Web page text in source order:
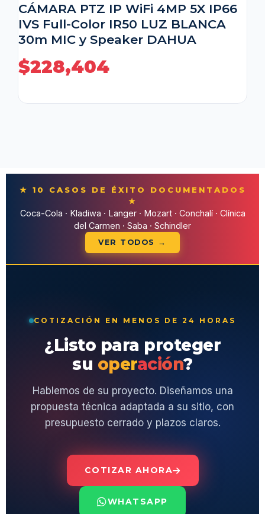
CÁMARA PTZ IP WiFi 4MP 5X IP66
IVS Full-Color IR50 LUZ BLANCA
30m MIC y Speaker DAHUA
$228,404
★ 10 CASOS DE ÉXITO DOCUMENTADOS
★
Coca-Cola · Kladiwa · Langer · Mozart · Conchalí · Clínica
del Carmen · Saba · Schindler
VER TODOS →
COTIZACIÓN EN MENOS DE 24 HORAS
¿Listo para proteger
su operación?
Hablemos de su proyecto. Diseñamos una
propuesta técnica adaptada a su sitio, con
presupuesto cerrado y plazos claros.
COTIZAR AHORA
WHATSAPP